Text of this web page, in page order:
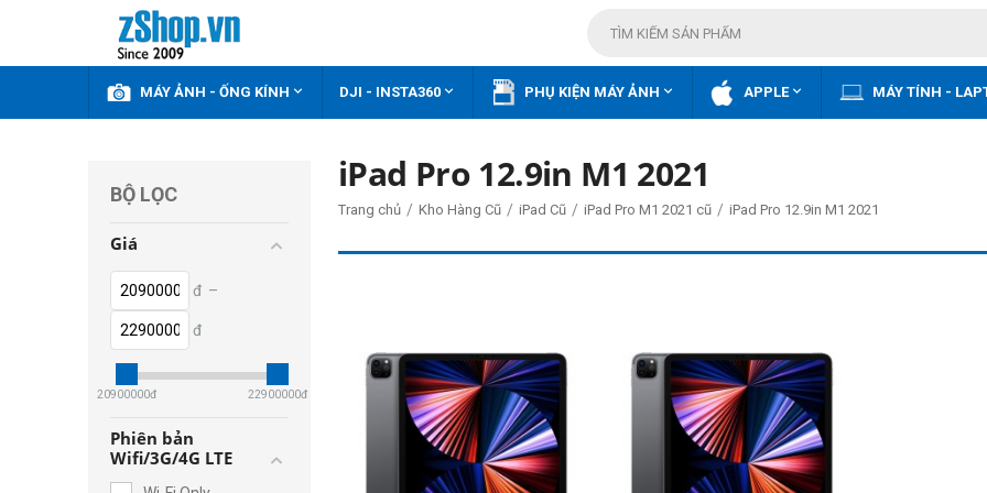
KHUYẾN MÃI
MÁY ẢNH - ỐNG KÍNH  DJI - INSTA360  PHỤ KIỆN MÁY ẢNH  APPLE MÁY TÍNH -
BỘ LỌC
Giá
đ –
đ
20900000đ 22900000đ
Phiên bản
Wifi/3G/4G LTE
iPad Pro 12.9in M1 2021
Trang chủ / Kho Hàng Cũ / iPad Cũ / iPad Pro M1 2021 cũ / iPad Pro 12.9in M1 2021